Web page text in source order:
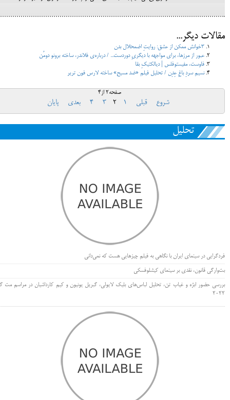
مقالات دیگر...
3خوانش ممکن از عشق: روایتِ اضمحلال بدن
عبور از مرزها، برای مواجهه با دیگریِ دوردست... / درباره‌ی فلاندر، ساخته برونو دومُن
فاوست، مفیستوفلس | دیالکتیکِ بقا
نسیم سردِ باغِ عِدِن / تحلیل فیلم «ضد مسیح» ساخته لارس فون تریر
صفحه2 از4
شروع قبلی 1
2
3
4 بعدی پایان
تحلیل
فردگرایی در سینمای ایران با نگاهی به فیلم چیزهایی هست که نمی‌دانی
بت‌وارگی قانون، نقدی بر سینمای کیشلوفسکی
بررسی حضور ابژه و غیاب تن، تحلیل لباس‌های بلیک لایولی، گبریل یونیون و کیم کارداشیان در مراسم مت
۲۰۲۲